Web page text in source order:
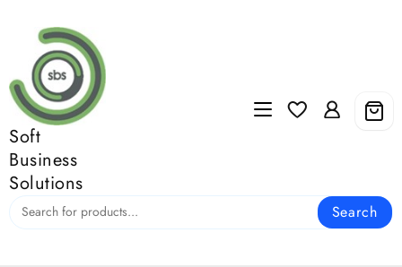
content
Soft
Business
Solutions
Search